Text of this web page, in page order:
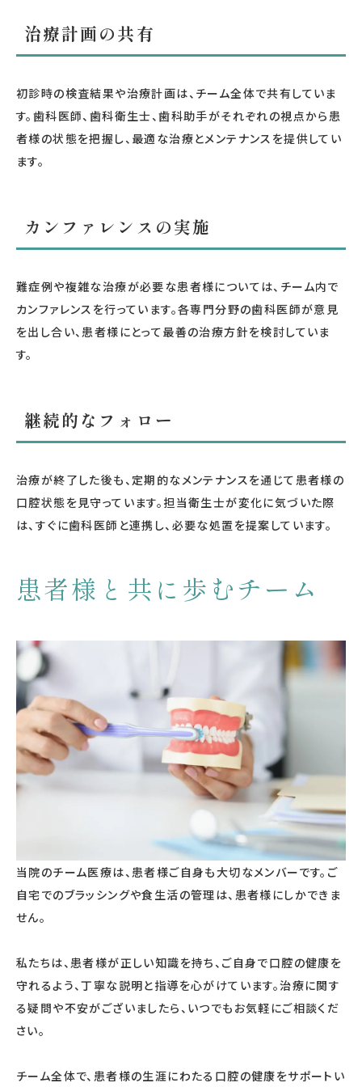
治療計画の共有
初診時の検査結果や治療計画は、チーム全体で共有していま
す。歯科医師、歯科衛生士、歯科助手がそれぞれの視点から患
者様の状態を把握し、最適な治療とメンテナンスを提供してい
ます。
カンファレンスの実施
難症例や複雑な治療が必要な患者様については、チーム内で
カンファレンスを行っています。各専門分野の歯科医師が意見
を出し合い、患者様にとって最善の治療方針を検討していま
す。
継続的なフォロー
治療が終了した後も、定期的なメンテナンスを通じて患者様の
口腔状態を見守っています。担当衛生士が変化に気づいた際
は、すぐに歯科医師と連携し、必要な処置を提案しています。
患者様と共に歩むチーム
当院のチーム医療は、患者様ご自身も大切なメンバーです。ご
自宅でのブラッシングや食生活の管理は、患者様にしかできま
せん。
私たちは、患者様が正しい知識を持ち、ご自身で口腔の健康を
守れるよう、丁寧な説明と指導を心がけています。治療に関す
る疑問や不安がございましたら、いつでもお気軽にご相談くだ
さい。
チーム全体で、患者様の生涯にわたる口腔の健康をサポートい